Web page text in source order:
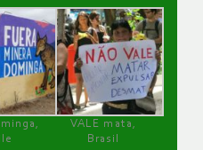
VALE mata,
Brasil